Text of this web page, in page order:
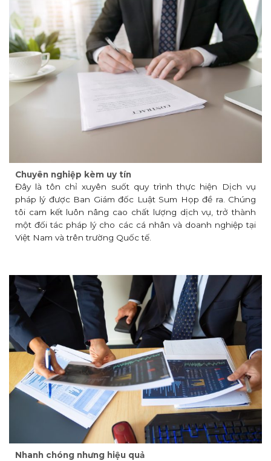
Chuyên nghiệp kèm uy tín
Đây là tôn chỉ xuyên suốt quy trình thực hiện Dịch vụ
pháp lý được Ban Giám đốc Luật Sum Họp đề ra. Chúng
tôi cam kết luôn nâng cao chất lượng dịch vụ, trở thành
một đối tác pháp lý cho các cá nhân và doanh nghiệp tại
Việt Nam và trên trường Quốc tế.
Nhanh chóng nhưng hiệu quả